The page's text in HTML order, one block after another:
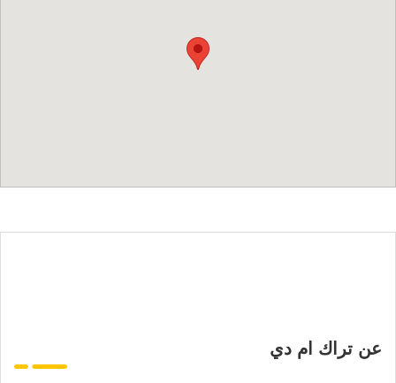
عن تراك ام دي